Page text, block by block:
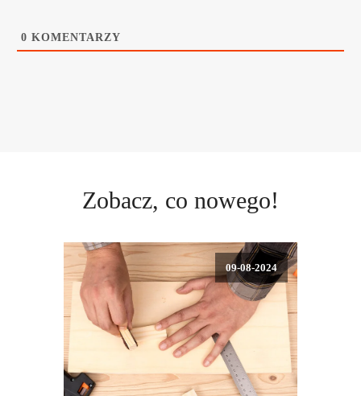
0 KOMENTARZY
Zobacz, co nowego!
09-08-2024